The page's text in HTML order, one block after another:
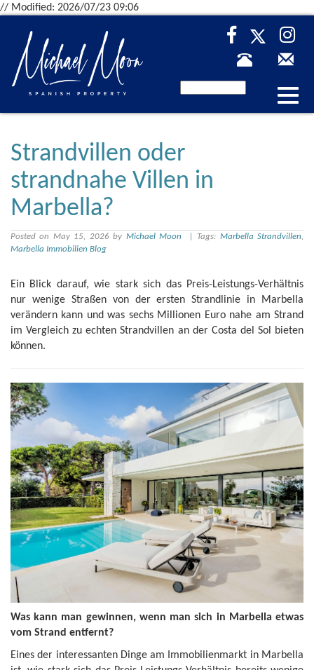
// Modified: 2026/07/23 09:06
Strandvillen oder
strandnahe Villen in
Marbella?
Posted on May 15, 2026 by Michael Moon | Tags: Marbella Strandvillen,
Marbella Immobilien Blog
Ein Blick darauf, wie stark sich das Preis-Leistungs-Verhältnis
nur wenige Straßen von der ersten Strandlinie in Marbella
verändern kann und was sechs Millionen Euro nahe am Strand
im Vergleich zu echten Strandvillen an der Costa del Sol bieten
können.
Was kann man gewinnen, wenn man sich in Marbella etwas
vom Strand entfernt?
Eines der interessanten Dinge am Immobilienmarkt in Marbella